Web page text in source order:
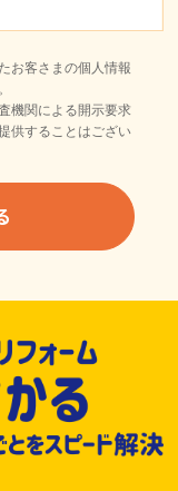
お客さまの個人情報
機関による開示要求
供することはござい